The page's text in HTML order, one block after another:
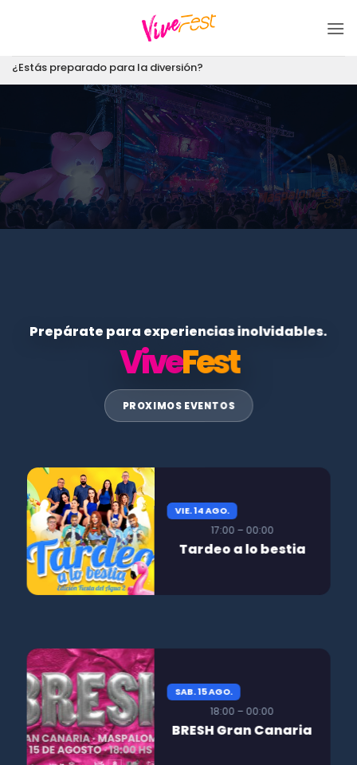
¿Estás preparado para la diversión?
Prepárate para experiencias inolvidables.
ViveFest
PROXIMOS EVENTOS
VIE. 14 AGO.
17:00 – 00:00
Tardeo a lo bestia
SAB. 15 AGO.
18:00 – 00:00
BRESH Gran Canaria